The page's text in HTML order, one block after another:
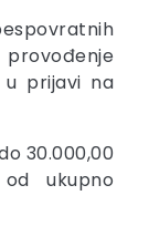
u prijavi na
30.000,00
ukupno